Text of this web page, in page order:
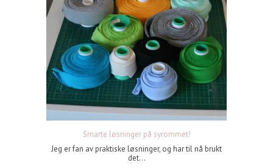
Smarte løsninger på syrommet!
Jeg er fan av praktiske løsninger, og har til nå brukt
det...